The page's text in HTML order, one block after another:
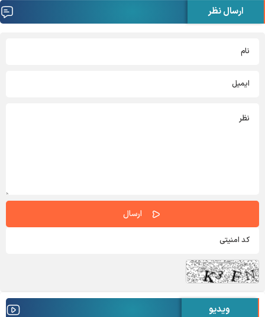
ارسال نظر
ویدیو